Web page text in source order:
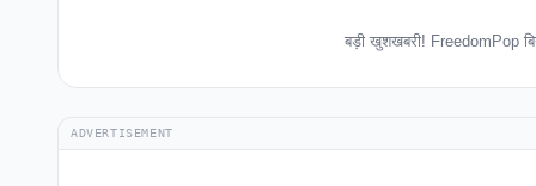
बड़ी खुशखबरी! FreedomPop
ADVERTISEMENT